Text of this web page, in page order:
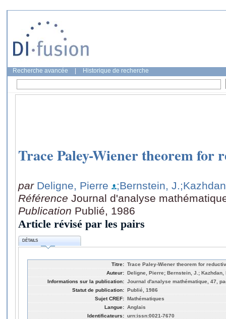
Recherche avancée Historique de recherche
Trace Paley-Wiener theorem for
par Deligne, Pierre ;Bernstein, J.
Référence Journal d'analyse
Publication Publié, 1986
Article révisé par les pairs
DÉTAILS
Titre: Trace Paley-Wiener theorem for
Auteur: Deligne, Pierre; Bernstein, J.; Kazhdan,
Informations sur la publication: Journal d'analyse mathématique, 47,
Statut de publication: Publié, 1986
Sujet CREF: Mathématiques
Langue: Anglais
Identificateurs: urn:issn:0021-7670